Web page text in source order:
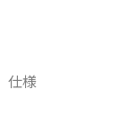
仕様